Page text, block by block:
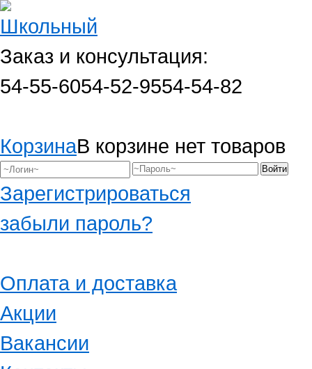
Заказ и консультация:
54-55-6054-52-9554-54-82
КорзинаВ корзине нет товаров
Зарегистрироваться
забыли пароль?
Оплата и доставка
Акции
Вакансии